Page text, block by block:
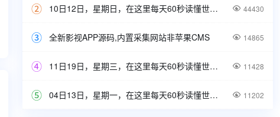
10日12日，星期日，在这里每天60秒读懂世界！  44430
全新影视APP源码,内置采集网站非苹果CMS  14865
11日19日，星期三，在这里每天60秒读懂世界！  11428
04日13日，星期一，在这里每天60秒读懂世界！  11202